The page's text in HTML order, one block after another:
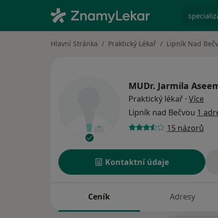
Hlavní Stránka Praktický Lékař Lipník Nad
MUDr. Jarmila
Praktický lékař · Více
Lipník nad Bečvou 1
15 názorů
Kontaktní údaje
Ceník Adresy